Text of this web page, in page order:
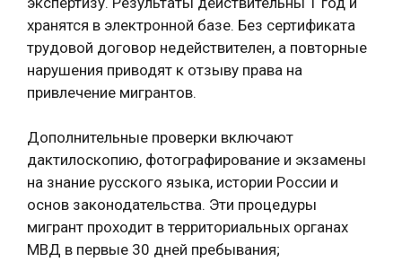
хранятся в электронной базе. Без сертификата
трудовой договор недействителен, а повторные
нарушения приводят к отзыву права на
привлечение мигрантов.
Дополнительные проверки включают
дактилоскопию, фотографирование и экзамены
на знание русского языка, истории России и
основ законодательства. Эти процедуры
мигрант проходит в территориальных органах
МВД в первые 30 дней пребывания;